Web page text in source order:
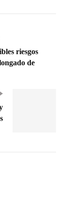
riesgos
de